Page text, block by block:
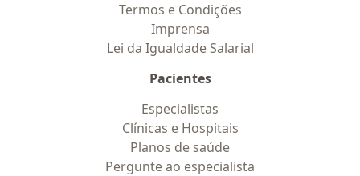
Termos e Condições
Imprensa
Lei da Igualdade Salarial
Pacientes
Especialistas
Clínicas e Hospitais
Planos de saúde
Pergunte ao especialista